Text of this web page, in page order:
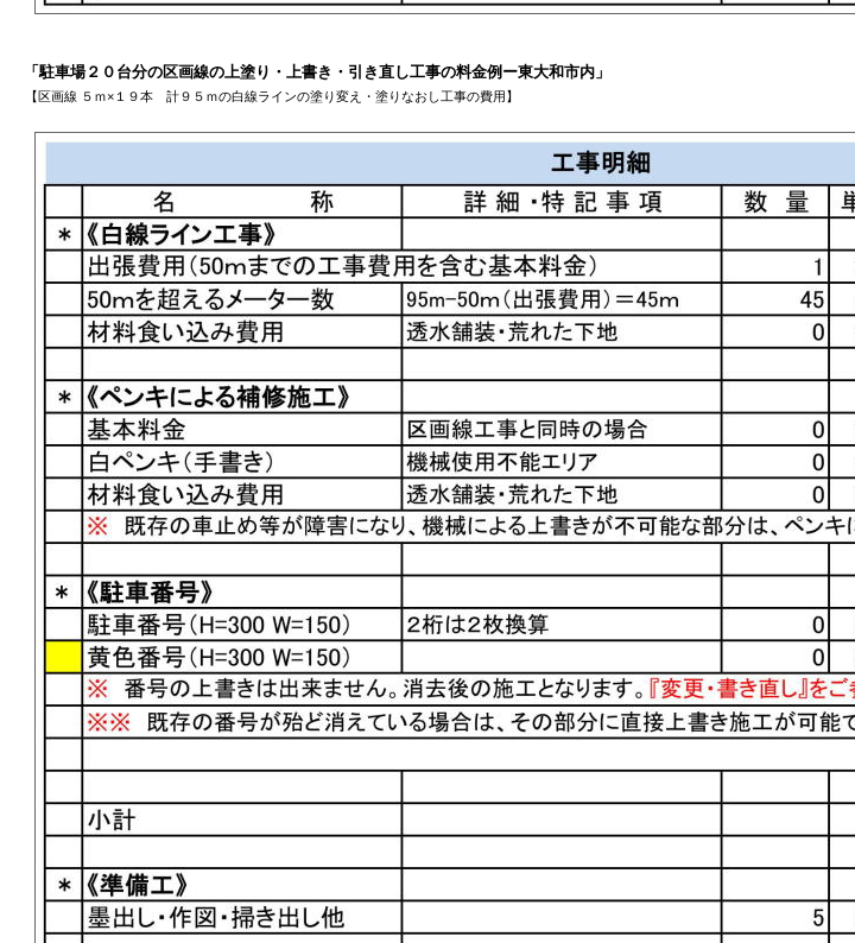
「駐車場２０台分の区画線の上塗り・上書き・引き直し工事の料金例ー東大和市内」
【区画線 ５ｍ×１９本 計９５ｍの白線ラインの塗り変え・塗りなおし工事の費用】